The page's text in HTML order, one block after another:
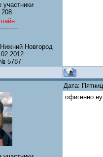
участники
208
Новгород
5787
Дата:
офигенно